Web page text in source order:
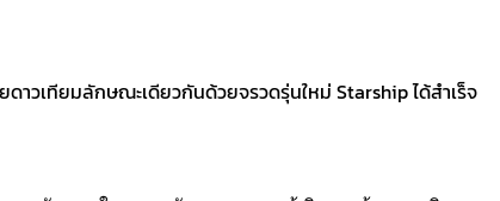
าวเทียมลักษณะเดียวกันด้วยจรวดรุ่นใหม่ Starship ได้สำเร็จ